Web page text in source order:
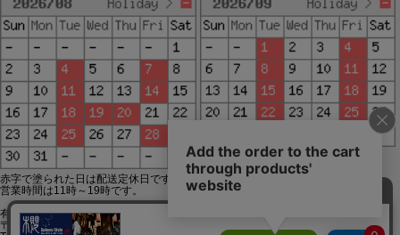
赤字で塗られた日は配送定休日です。
営業時間は11時～19時です。
有限会社ジップジップ SakuraStyle通販事業部
〒650-0021 神戸市中央区三宮町3-9-19イトウビル1,4F